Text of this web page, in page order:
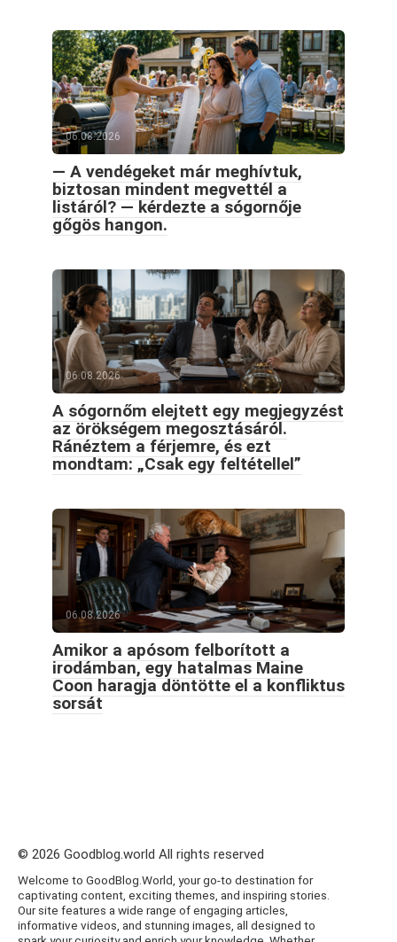
06.08.2026
— A vendégeket már meghívtuk,
biztosan mindent megvettél a
listáról? — kérdezte a sógornője
gőgös hangon.
06.08.2026
A sógornőm elejtett egy megjegyzést
az örökségem megosztásáról.
Ránéztem a férjemre, és ezt
mondtam: „Csak egy feltétellel”
06.08.2026
Amikor a apósom felborított a
irodámban, egy hatalmas Maine
Coon haragja döntötte el a konfliktus
sorsát
© 2026 Goodblog.world All rights reserved
Welcome to GoodBlog.World, your go-to destination for
captivating content, exciting themes, and inspiring stories.
Our site features a wide range of engaging articles,
informative videos, and stunning images, all designed to